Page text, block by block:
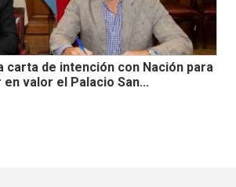
carta de intención con Nación para
valor el Palacio San...